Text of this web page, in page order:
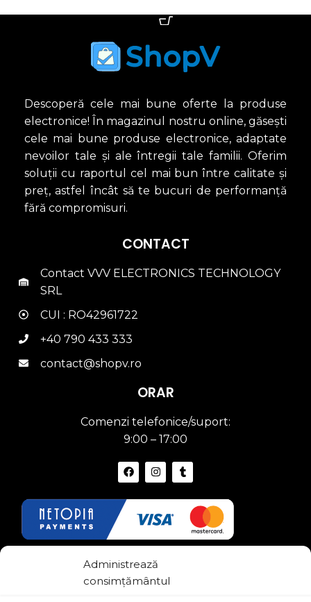
Administrează
consimțământul
Descoperă cele mai bune oferte la produse
electronice! În magazinul nostru online, găsești
cele mai bune produse electronice, adaptate
nevoilor tale și ale întregii tale familii. Oferim
soluții cu raportul cel mai bun între calitate și
preț, astfel încât să te bucuri de performanță
fără compromisuri.
CONTACT
Contact VVV ELECTRONICS TECHNOLOGY
SRL
CUI : RO42961722
+40 790 433 333
contact@shopv.ro
ORAR
Comenzi telefonice/suport:
9:00 – 17:00
Link-uri Utile
Termeni si conditii